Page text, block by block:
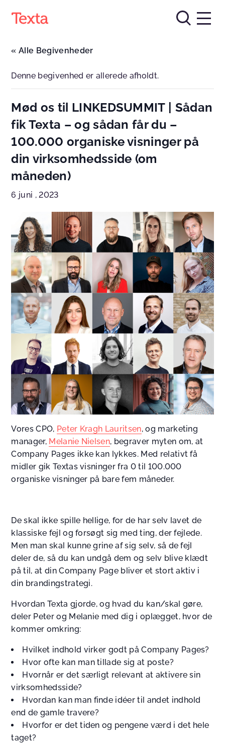
« Alle Begivenheder
Denne begivenhed er allerede afholdt.
Mød os til LINKEDSUMMIT | Sådan
fik Texta – og sådan får du –
100.000 organiske visninger på
din virksomhedsside (om
måneden)
6 juni , 2023
Vores CPO, Peter Kragh Lauritsen, og marketing
manager, Melanie Nielsen, begraver myten om, at
Company Pages ikke kan lykkes. Med relativt få
midler gik Textas visninger fra 0 til 100.000
organiske visninger på bare fem måneder.
De skal ikke spille hellige, for de har selv lavet de
klassiske fejl og forsøgt sig med ting, der fejlede.
Men man skal kunne grine af sig selv, så de fejl
deler de, så du kan undgå dem og selv blive klædt
på til, at din Company Page bliver et stort aktiv i
din brandingstrategi.
Hvordan Texta gjorde, og hvad du kan/skal gøre,
deler Peter og Melanie med dig i oplægget, hvor de
kommer omkring:
Hvilket indhold virker godt på Company Pages?
Hvor ofte kan man tillade sig at poste?
Hvornår er det særligt relevant at aktivere sin
virksomhedsside?
Hvordan kan man finde idéer til andet indhold
end de gamle travere?
Hvorfor er det tiden og pengene værd i det hele
taget?